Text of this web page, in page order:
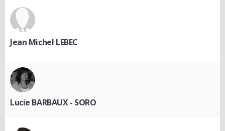
Jean Michel LEBEC
Lucie BARBAUX - SORO